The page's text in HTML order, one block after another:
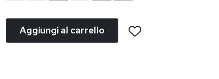
Aggiungi al carrello